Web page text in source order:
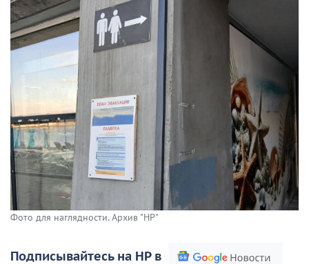
Фото для наглядности. Архив "НР"
Подписывайтесь на НР в